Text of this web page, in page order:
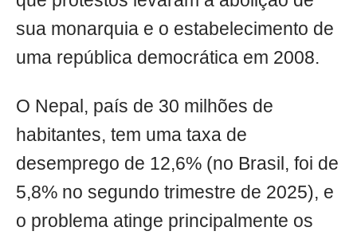
sua monarquia e o estabelecimento de
uma república democrática em 2008.
O Nepal, país de 30 milhões de
habitantes, tem uma taxa de
desemprego de 12,6% (no Brasil, foi de
5,8% no segundo trimestre de 2025), e
o problema atinge principalmente os